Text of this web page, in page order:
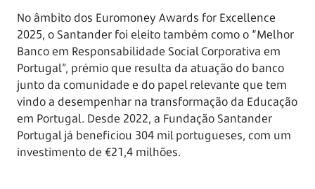
No âmbito dos Euromoney Awards for Excellence
2025, o Santander foi eleito também como o “Melhor
Banco em Responsabilidade Social Corporativa em
Portugal”, prémio que resulta da atuação do banco
junto da comunidade e do papel relevante que tem
vindo a desempenhar na transformação da Educação
em Portugal. Desde 2022, a Fundação Santander
Portugal já beneficiou 304 mil portugueses, com um
investimento de €21,4 milhões.